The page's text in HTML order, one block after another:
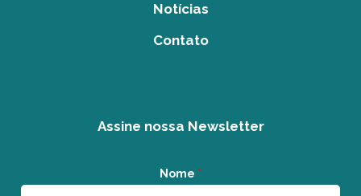
Notícias
Contato
Assine nossa Newsletter
Nome *